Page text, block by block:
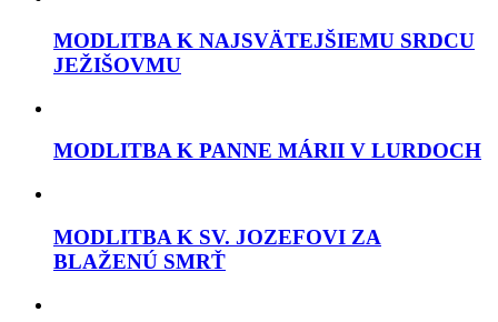
MODLITBA K NAJSVÄTEJŠIEMU SRDCU
JEŽIŠOVMU
MODLITBA K PANNE MÁRII V LURDOCH
MODLITBA K SV. JOZEFOVI ZA
BLAŽENÚ SMRŤ